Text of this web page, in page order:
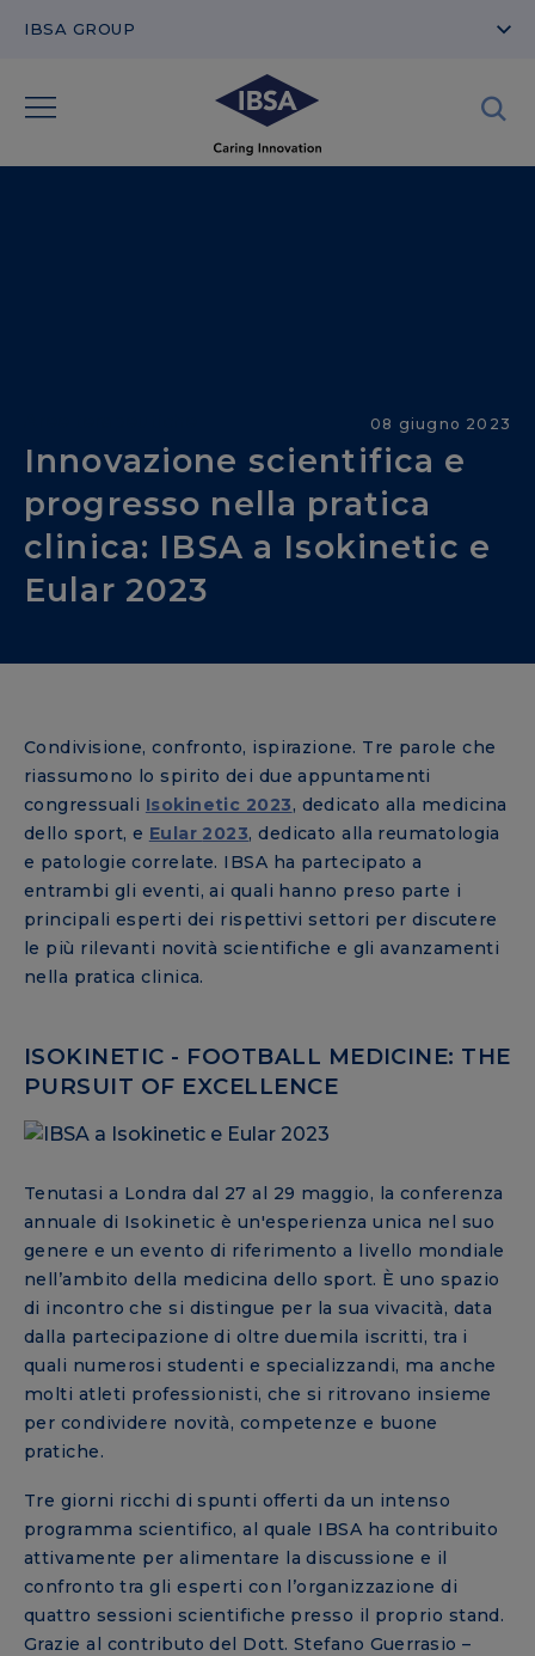
IBSA GROUP
08 giugno 2023
Innovazione scientifica e
progresso nella pratica
clinica: IBSA a Isokinetic e
Eular 2023
Condivisione, confronto, ispirazione. Tre parole che
riassumono lo spirito dei due appuntamenti
congressuali Isokinetic 2023, dedicato alla medicina
dello sport, e Eular 2023, dedicato alla reumatologia
e patologie correlate. IBSA ha partecipato a
entrambi gli eventi, ai quali hanno preso parte i
principali esperti dei rispettivi settori per discutere
le più rilevanti novità scientifiche e gli avanzamenti
nella pratica clinica.
ISOKINETIC - FOOTBALL MEDICINE: THE
PURSUIT OF EXCELLENCE
Tenutasi a Londra dal 27 al 29 maggio, la conferenza
annuale di Isokinetic è un'esperienza unica nel suo
genere e un evento di riferimento a livello mondiale
nell’ambito della medicina dello sport. È uno spazio
di incontro che si distingue per la sua vivacità, data
dalla partecipazione di oltre duemila iscritti, tra i
quali numerosi studenti e specializzandi, ma anche
molti atleti professionisti, che si ritrovano insieme
per condividere novità, competenze e buone
pratiche.
Tre giorni ricchi di spunti offerti da un intenso
programma scientifico, al quale IBSA ha contribuito
attivamente per alimentare la discussione e il
confronto tra gli esperti con l’organizzazione di
quattro sessioni scientifiche presso il proprio stand.
Grazie al contributo del Dott. Stefano Guerrasio –